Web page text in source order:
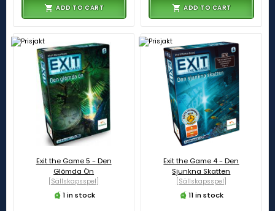
ADD TO CART ADD TO CART
Exit the Game 5 - Den
Glömda Ön
[Sällskapsspel]
1 in stock
Exit the Game 4 - Den
Sjunkna Skatten
[Sällskapsspel]
11 in stock